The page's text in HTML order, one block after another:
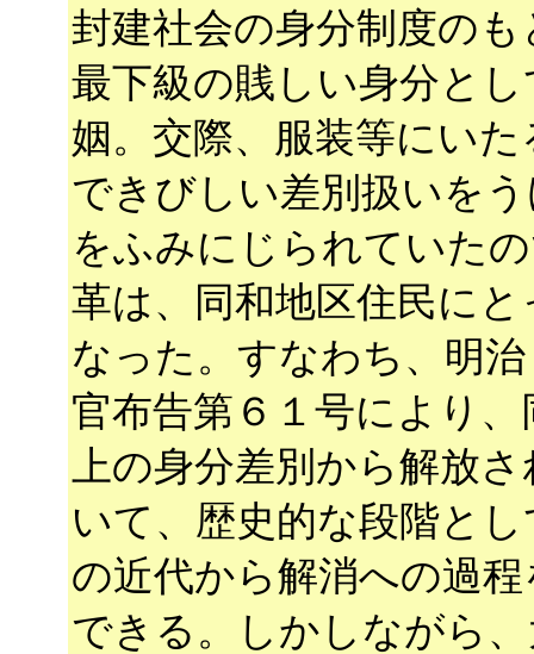
封建社会の身分制度の
最下級の賎しい身分と
姻。交際、服装等にい
できびしい差別扱いを
をふみにじられていた
革は、同和地区住民に
なった。すなわち、明
官布告第６１号により
上の身分差別から解放
いて、歴史的な段階と
の近代から解消への過
できる。しかしながら